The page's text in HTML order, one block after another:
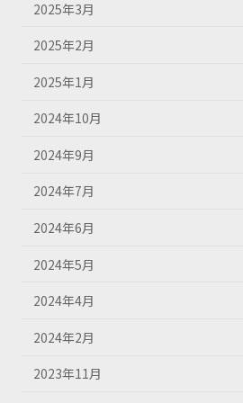
2025年3月
2025年2月
2025年1月
2024年10月
2024年9月
2024年7月
2024年6月
2024年5月
2024年4月
2024年2月
2023年11月